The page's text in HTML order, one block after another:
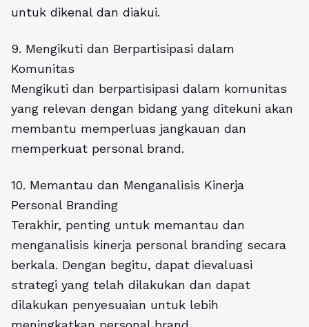
untuk dikenal dan diakui.
9. Mengikuti dan Berpartisipasi dalam
Komunitas
Mengikuti dan berpartisipasi dalam komunitas
yang relevan dengan bidang yang ditekuni akan
membantu memperluas jangkauan dan
memperkuat personal brand.
10. Memantau dan Menganalisis Kinerja
Personal Branding
Terakhir, penting untuk memantau dan
menganalisis kinerja personal branding secara
berkala. Dengan begitu, dapat dievaluasi
strategi yang telah dilakukan dan dapat
dilakukan penyesuaian untuk lebih